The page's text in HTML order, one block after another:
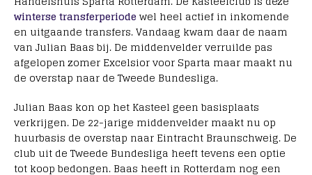
winterse transferperiode wel heel actief in inkomende
en uitgaande transfers. Vandaag kwam daar de naam
van Julian Baas bij. De middenvelder verruilde pas
afgelopen zomer Excelsior voor Sparta maar maakt nu
de overstap naar de Tweede Bundesliga.
Julian Baas kon op het Kasteel geen basisplaats
verkrijgen. De 22-jarige middenvelder maakt nu op
huurbasis de overstap naar Eintracht Braunschweig. De
club uit de Tweede Bundesliga heeft tevens een optie
tot koop bedongen. Baas heeft in Rotterdam nog een